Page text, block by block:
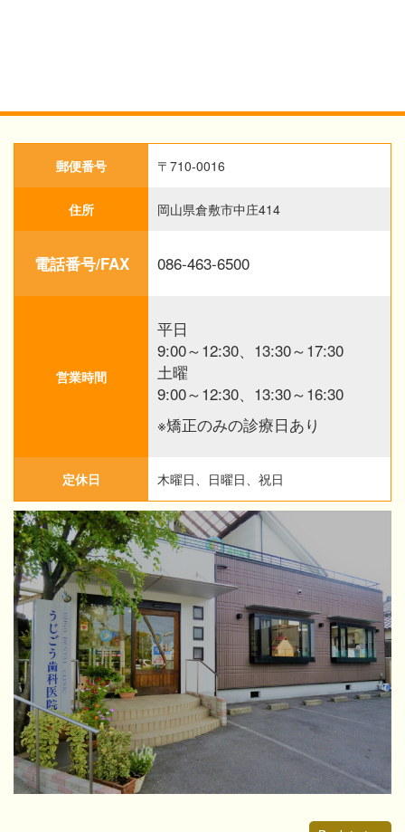
郵便番号 〒710-0016
住所 岡山県倉敷市中庄414
電話番号/FAX 086-463-6500
営業時間
平日
9:00～12:30、13:30～17:30
土曜
9:00～12:30、13:30～16:30
※矯正のみの診療日あり
定休日 木曜日、日曜日、祝日